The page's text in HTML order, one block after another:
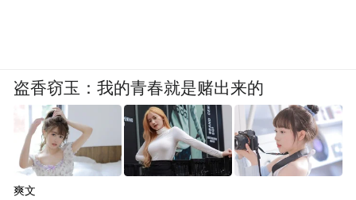
盗香窃玉：我的青春就是赌出来的
爽文